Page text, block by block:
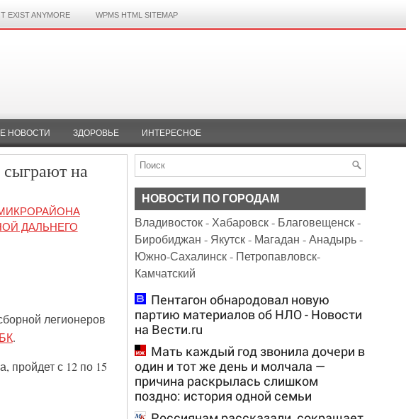
EXIST ANYMORE WPMS HTML SITEMAP
НОВОСТИ ЗДОРОВЬЕ ИНТЕРЕСНОЕ
на
ДАЛЬНЕГО
легионеров
.
пройдет с 12 по 15
НОВОСТИ ПО ГОРОДАМ
Владивосток-Хабаровск- Благовещенск-
Биробиджан - Якутск- Магадан -Анадырь-
Южно-Сахалинск- Петропавловск-
Камчатский
Пентагон обнародовал новую
партию материалов об НЛО - Новости
на Вести.ru
Мать каждый год звонила дочери в
один и тот же день и молчала —
причина раскрылась слишком
поздно: история одной семьи